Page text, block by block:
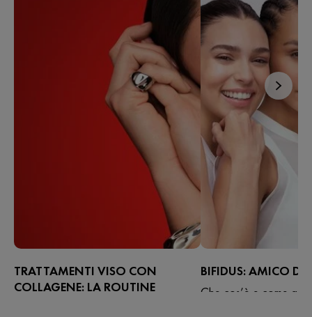
TRATTAMENTI VISO CON
COLLAGENE: LA ROUTINE
BIFIDUS: AMICO
Che cos’è e come